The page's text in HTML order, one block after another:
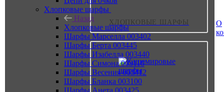
ХЛОПКОВЫЕ ШАРФЫ
О
Хлопковые шарфы
Назад
Хлопковые шарфы
Шарфы Марселла 003402
Шарфы Берта 003445
Шарфы Изабелла 003440
Шарфы Симона 003110
Шарфы Весения 003412
Шарфы Бланка 003100
Шарфы Анета 003425